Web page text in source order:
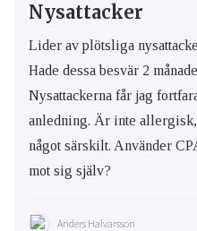
Nysattacker
Lider av plötsliga
Hade dessa besvär 2
Nysattackerna får jag
anledning. Är inte
något särskilt. Använder
mot sig själv?
Anders Halvarsson